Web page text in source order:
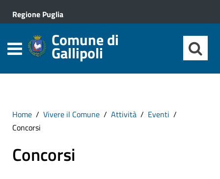
Regione Puglia
Comune di
Gallipoli
Home Vivere il Comune Attività
Eventi
Concorsi
Concorsi